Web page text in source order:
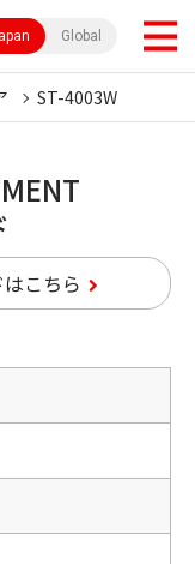
Global
ST-4003W
こちら